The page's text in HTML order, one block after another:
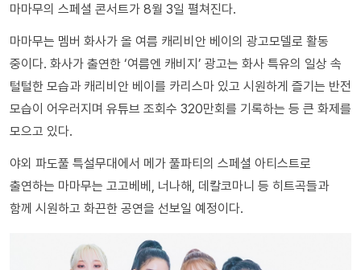
마마무의 스페셜 콘서트가 8월 3일 펼쳐진다.
마마무는 멤버 화사가 올 여름 캐리비안 베이의 광고모델로 활동
중이다. 화사가 출연한 ‘여름엔 캐비지’ 광고는 화사 특유의 일상 속
털털한 모습과 캐리비안 베이를 카리스마 있고 시원하게 즐기는 반전
모습이 어우러지며 유튜브 조회수 320만회를 기록하는 등 큰 화제를
모으고 있다.
야외 파도풀 특설무대에서 메가 풀파티의 스페셜 아티스트로
출연하는 마마무는 고고베베, 너나해, 데칼코마니 등 히트곡들과
함께 시원하고 화끈한 공연을 선보일 예정이다.